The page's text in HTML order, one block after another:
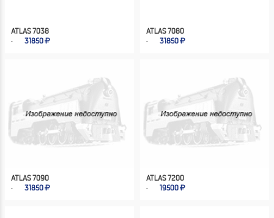
ATLAS 7038
31850
ATLAS 7080
31850
ATLAS 7090
31850
ATLAS 7200
19500